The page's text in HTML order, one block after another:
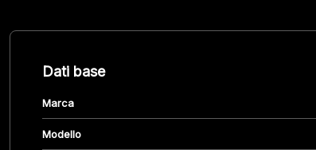
Dati base
Marca
Modello